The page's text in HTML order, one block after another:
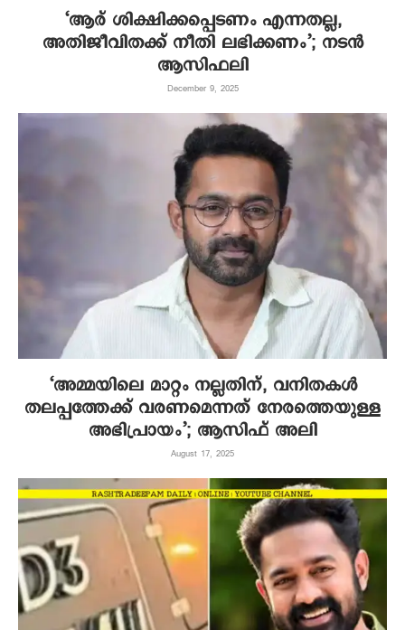
‘ആര് ശിക്ഷിക്കപ്പെടണം എന്നതല്ല,
അതിജീവിതക്ക് നീതി ലഭിക്കണം’; നടന്‍
ആസിഫലി
December 9, 2025
‘അമ്മയിലെ മാറ്റം നല്ലതിന്, വനിതകൾ
തലപ്പത്തേക്ക് വരണമെന്നത് നേരത്തെയുള്ള
അഭിപ്രായം’; ആസിഫ് അലി
August 17, 2025